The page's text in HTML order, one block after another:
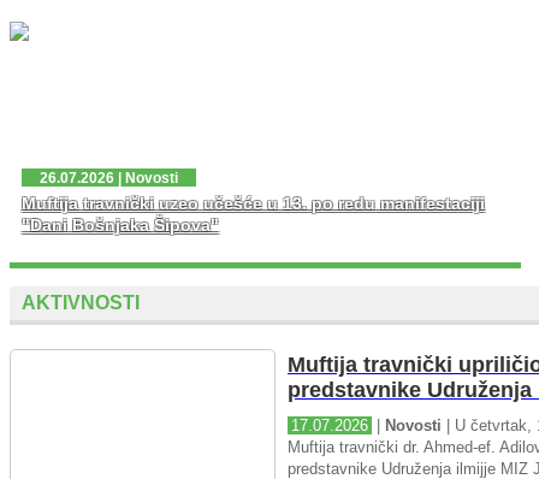
spomen obilježja Zlatni Ljiljan – general Mehmed Alagić
održana je manifestacija Dani pobjede – Dani ponosa,
26.07.2026 | Novosti
Muftija travnički uzeo učešće u 13. po redu manifestaciji
"Dani Bošnjaka Šipova"
AKTIVNOSTI
Muftija travnički
predstavnike
17.07.2026 Novosti | U četvrtak,
Muftija travnički dr. Ahmed-ef.
predstavnike Udruženja ilmijje MIZ